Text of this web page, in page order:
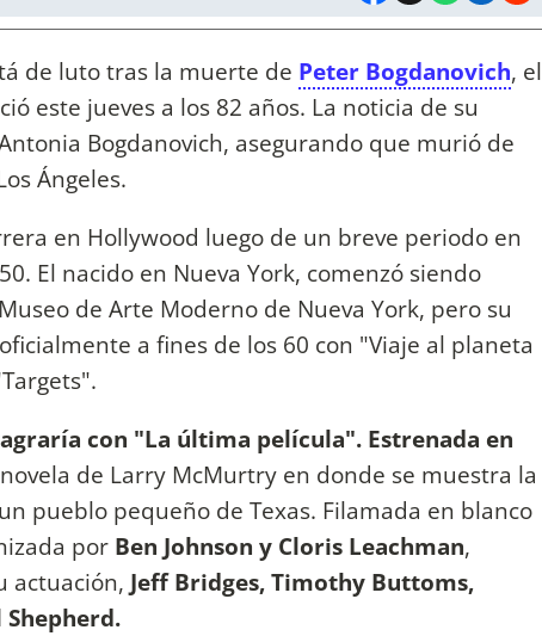
de luto tras la muerte de Peter Bogdanovich, el
este jueves a los 82 años. La noticia de su
Bogdanovich, asegurando que murió de
Ángeles.
en Hollywood luego de un breve periodo en
El nacido en Nueva York, comenzó siendo
de Arte Moderno de Nueva York, pero su
a fines de los 60 con "Viaje al planeta
con "La última película". Estrenada en
de Larry McMurtry en donde se muestra la
pueblo pequeño de Texas. Filamada en blanco
por Ben Johnson y Cloris Leachman,
actuación, Jeff Bridges, Timothy Buttoms,